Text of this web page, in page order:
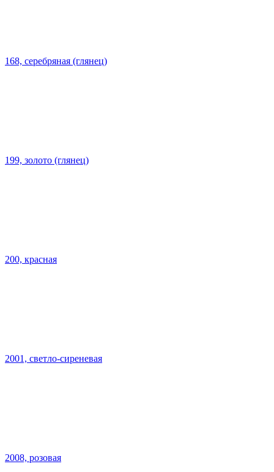
168, серебряная (глянец)
199, золото (глянец)
200, красная
2001, светло-сиреневая
2008, розовая